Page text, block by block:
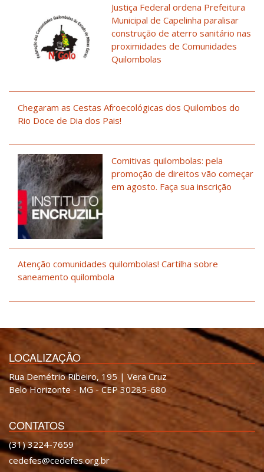
Justiça Federal ordena Prefeitura
Municipal de Capelinha paralisar
construção de aterro sanitário nas
proximidades de Comunidades
Quilombolas
Chegaram as Cestas Afroecológicas dos Quilombos do
Rio Doce de Dia dos Pais!
Comitivas quilombolas: pela
promoção de direitos vão começar
em agosto. Faça sua inscrição
Atenção comunidades quilombolas! Cartilha sobre
saneamento quilombola
LOCALIZAÇÃO
Rua Demétrio Ribeiro, 195 | Vera Cruz
Belo Horizonte - MG - CEP 30285-680
CONTATOS
(31) 3224-7659
cedefes@cedefes.org.br